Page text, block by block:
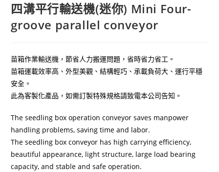
四溝平行輸送機(迷你) Mini Four-
groove parallel conveyor
苗箱作業輸送機，節省人力搬運問題，省時省力省工。
苗箱運載效率高、外型美觀、結構輕巧、承載負荷大、運行平穩
安全 。
此為客製化產品，如需訂製特殊規格請致電本公司告知。
The seedling box operation conveyor saves manpower
handling problems, saving time and labor.
The seedling box conveyor has high carrying efficiency,
beautiful appearance, light structure, large load bearing
capacity, and stable and safe operation.